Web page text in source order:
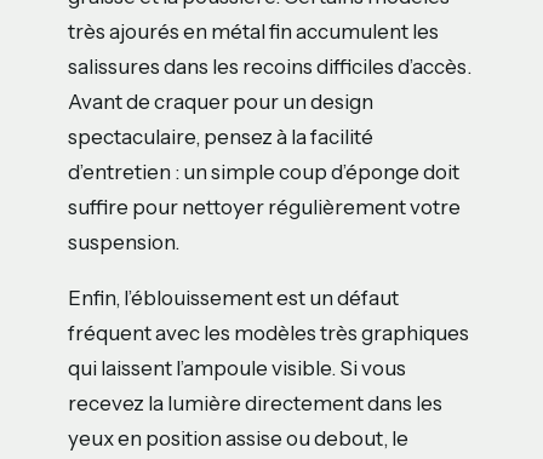
très ajourés en métal fin accumulent les
salissures dans les recoins difficiles d’accès.
Avant de craquer pour un design
spectaculaire, pensez à la facilité
d’entretien : un simple coup d’éponge doit
suffire pour nettoyer régulièrement votre
suspension.
Enfin, l’éblouissement est un défaut
fréquent avec les modèles très graphiques
qui laissent l’ampoule visible. Si vous
recevez la lumière directement dans les
yeux en position assise ou debout, le